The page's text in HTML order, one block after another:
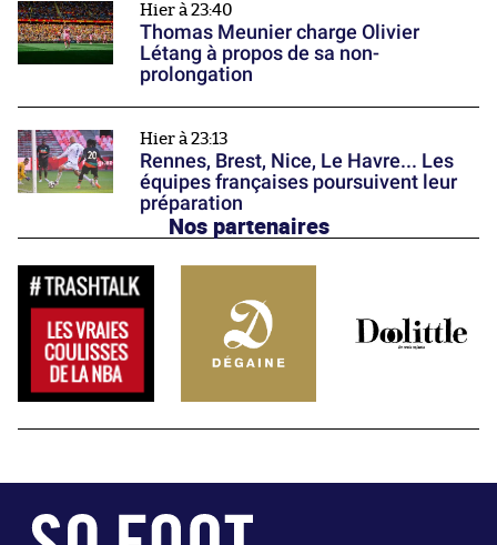
Hier à 23:40
Thomas Meunier charge Olivier
Létang à propos de sa non-
prolongation
Hier à 23:13
Rennes, Brest, Nice, Le Havre... Les
équipes françaises poursuivent leur
préparation
Nos partenaires